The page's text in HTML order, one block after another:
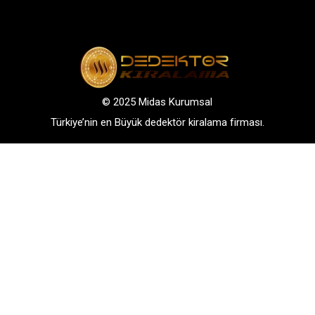
© 2025 Midas Kurumsal
Türkiye’nin en Büyük dedektör kiralama firması.